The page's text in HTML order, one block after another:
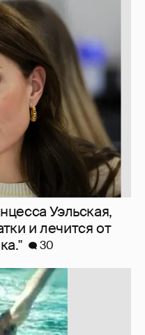
Уэльская,
и лечится от
30